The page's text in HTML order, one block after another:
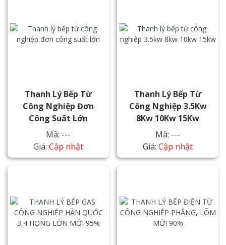
Thanh Lý Bếp Từ
Công Nghiệp Đơn
Công Suất Lớn
Mã: ---
Giá: Cập nhật
Thanh Lý Bếp Từ
Công Nghiệp 3.5Kw
8Kw 10Kw 15Kw
Mã: ---
Giá: Cập nhật